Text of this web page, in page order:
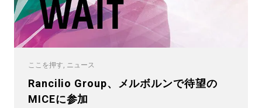
ここを押す, ニュース
Rancilio Group、メルボルンで待望の
MICEに参加